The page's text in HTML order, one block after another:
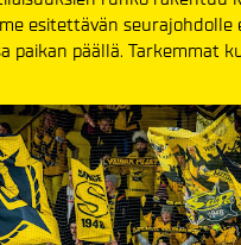
esitettävän seurajohdolle
paikan päällä. Tarkemmat